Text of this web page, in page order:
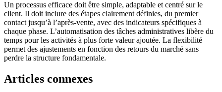
Un processus efficace doit être simple, adaptable et centré sur le
client. Il doit inclure des étapes clairement définies, du premier
contact jusqu’à l’après-vente, avec des indicateurs spécifiques à
chaque phase. L’automatisation des tâches administratives libère du
temps pour les activités à plus forte valeur ajoutée. La flexibilité
permet des ajustements en fonction des retours du marché sans
perdre la structure fondamentale.
Articles connexes